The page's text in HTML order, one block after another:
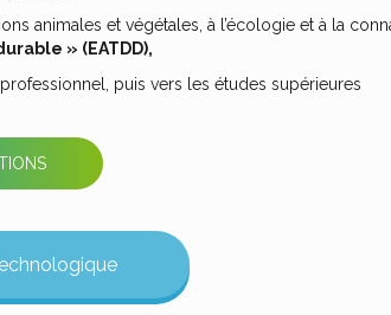
animales et végétales, à l’écologie et à la
» (EATDD),
puis vers les études supérieures